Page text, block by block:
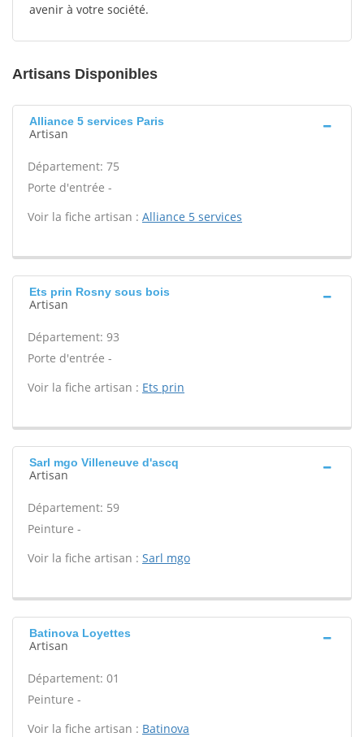
avenir à votre société.
Artisans Disponibles
Alliance 5 services Paris
Artisan
Département: 75
Porte d'entrée -
Voir la fiche artisan : Alliance 5 services
Ets prin Rosny sous bois
Artisan
Département: 93
Porte d'entrée -
Voir la fiche artisan : Ets prin
Sarl mgo Villeneuve d'ascq
Artisan
Département: 59
Peinture -
Voir la fiche artisan : Sarl mgo
Batinova Loyettes
Artisan
Département: 01
Peinture -
Voir la fiche artisan : Batinova